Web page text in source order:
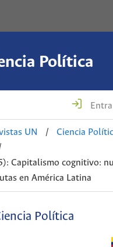
Política
UN /
Ciencia
Capitalismo cognitivo:
en América Latina
Política